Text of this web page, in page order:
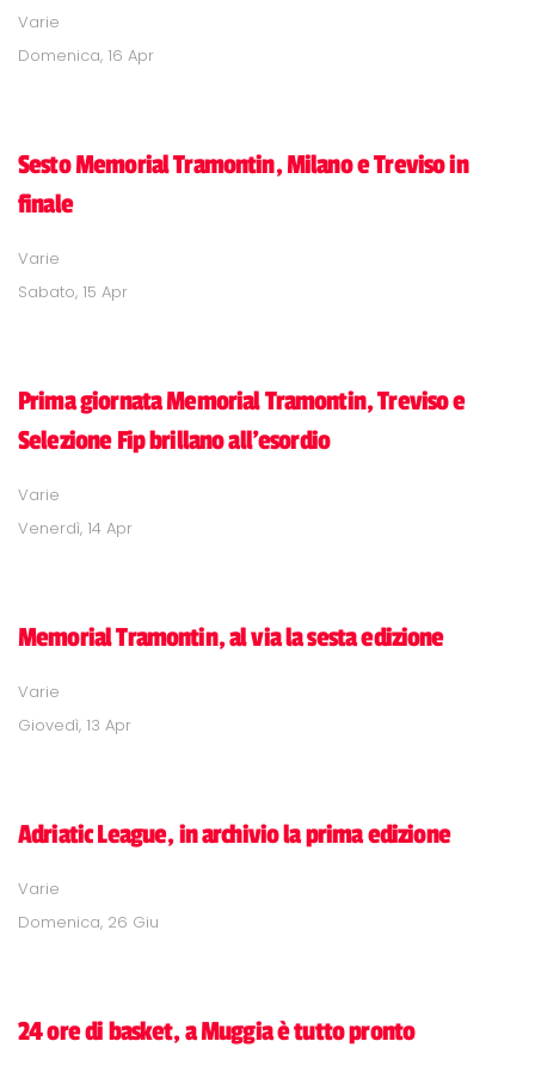
Varie
Domenica, 16 Apr
Sesto Memorial Tramontin, Milano e Treviso in
finale
Varie
Sabato, 15 Apr
Prima giornata Memorial Tramontin, Treviso e
Selezione Fip brillano all'esordio
Varie
Venerdì, 14 Apr
Memorial Tramontin, al via la sesta edizione
Varie
Giovedì, 13 Apr
Adriatic League, in archivio la prima edizione
Varie
Domenica, 26 Giu
24 ore di basket, a Muggia è tutto pronto